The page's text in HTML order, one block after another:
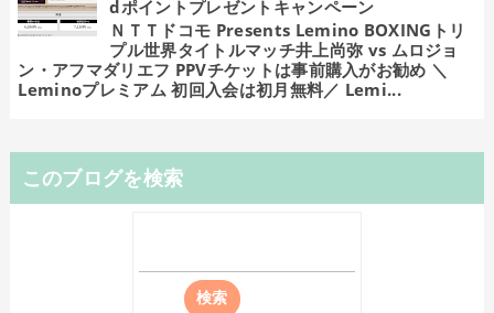
dポイントプレゼントキャンペーン
ＮＴＴドコモ Presents Lemino BOXINGトリ
プル世界タイトルマッチ井上尚弥 vs ムロジョ
ン・アフマダリエフ PPVチケットは事前購入がお勧め ＼
Leminoプレミアム 初回入会は初月無料／ Lemi...
このブログを検索